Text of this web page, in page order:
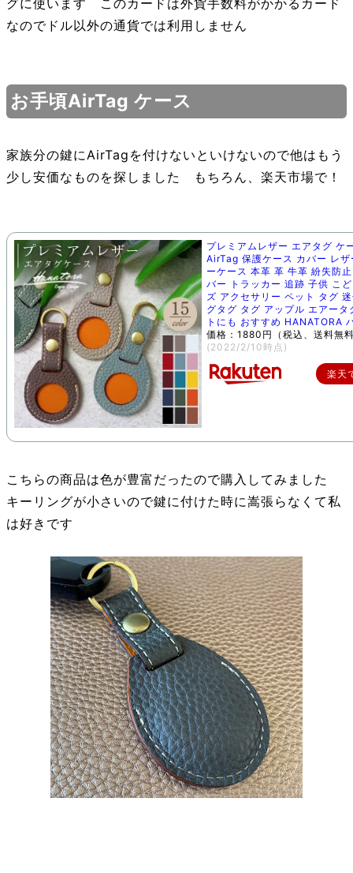
グに使います このカードは外貨手数料がかかるカード
なのでドル以外の通貨では利用しません
お手頃AirTag ケース
家族分の鍵にAirTagを付けないといけないので他はもう
少し安価なものを探しました もちろん、楽天市場で！
プレミアムレザー エアタグ ケ
AirTag 保護ケース カバー レザ
ーケース 本革 革 牛革 紛失防
バー トラッカー 追跡 子供 こ
ズ アクセサリー ペット タグ
グタグ タグ アップル エアータ
トにも おすすめ HANATORA
価格：1880円（税込、送料無
(2022/2/10時点)
楽天
こちらの商品は色が豊富だったので購入してみました
キーリングが小さいので鍵に付けた時に嵩張らなくて私
は好きです